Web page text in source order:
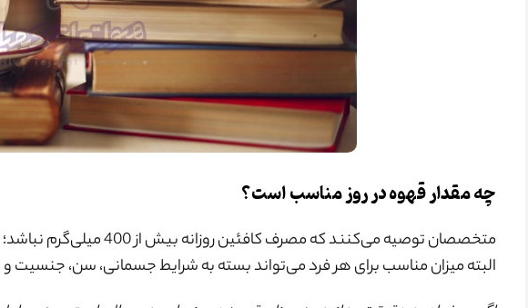
چه مقدار قهوه در روز مناسب است؟
البته میزان مناسب برای هر فرد می‌تواند بسته به شرایط جسمانی، سن،